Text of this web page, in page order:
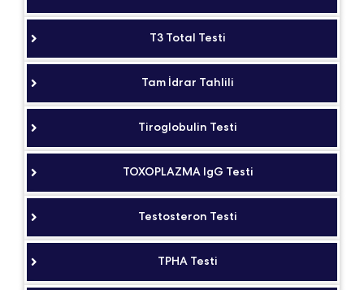
T3 Total Testi
Tam İdrar Tahlili
Tiroglobulin Testi
TOXOPLAZMA IgG Testi
Testosteron Testi
TPHA Testi